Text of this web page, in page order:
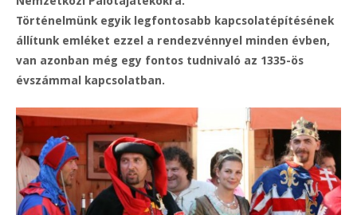
Történelmünk egyik legfontosabb kapcsolatépítésének
állítunk emléket ezzel a rendezvénnyel minden évben,
van azonban még egy fontos tudnivaló az 1335-ös
évszámmal kapcsolatban.